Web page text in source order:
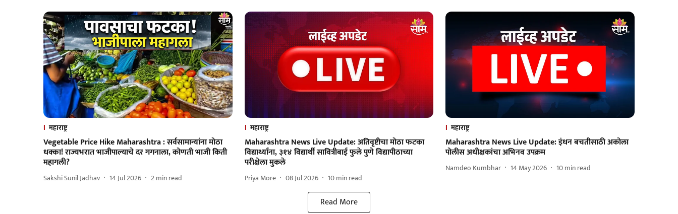
महाराष्ट्र
Vegetable Price Hike Maharashtra : सर्वसामान्यांना मोठा
धक्का! राज्यभरात भाजीपाल्याचे दर गगनाला, कोणती भाजी किती
महागली?
Sakshi Sunil Jadhav 14 Jul 2026 2min read
महाराष्ट्र
Maharashtra News Live Update: अतिवृष्टीचा मोठा फटका
विद्यार्थ्यांना, ३१४ विद्यार्थी सावित्रीबाई फुले पुणे विद्यापीठाच्या
परीक्षेला मुकले
Priya More 08 Jul 2026 10min read
महाराष्ट्र
Maharashtra News Live Update: इंधन बचतीसाठी अकोला
पोलीस अधीक्षकांचा अभिनव उपक्रम
Namdeo Kumbhar 14 May 2026 10min read
Read More